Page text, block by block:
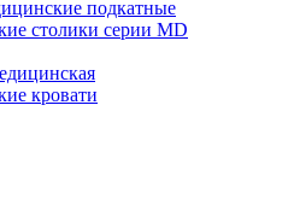
подкатные
столики серии MD
кровати